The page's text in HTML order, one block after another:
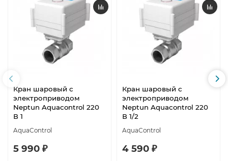
Кран шаровый с
электроприводом
Neptun Aquacontrol 220
В 1
AquaControl
5 990 ₽
Кран шаровый с
электроприводом
Neptun Aquacontrol 220
В 1/2
AquaControl
4 590 ₽